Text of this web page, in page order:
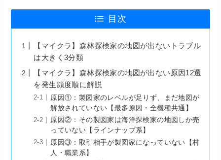
目次
【マイクラ】森林探検家の地図が出ないトラブル
は大きく3分類
【マイクラ】森林探検家の地図が出ない原因12選
を発生頻度順に解説
原因①：製図家のレベルが足りず、まだ地図が
解放されていない【最多原因・全機種共通】
原因②：その製図家は海洋探検家の地図しか売
っていない【ラインナップ系】
原因③：取引相手が製図家になっていない【村
人・職業系】